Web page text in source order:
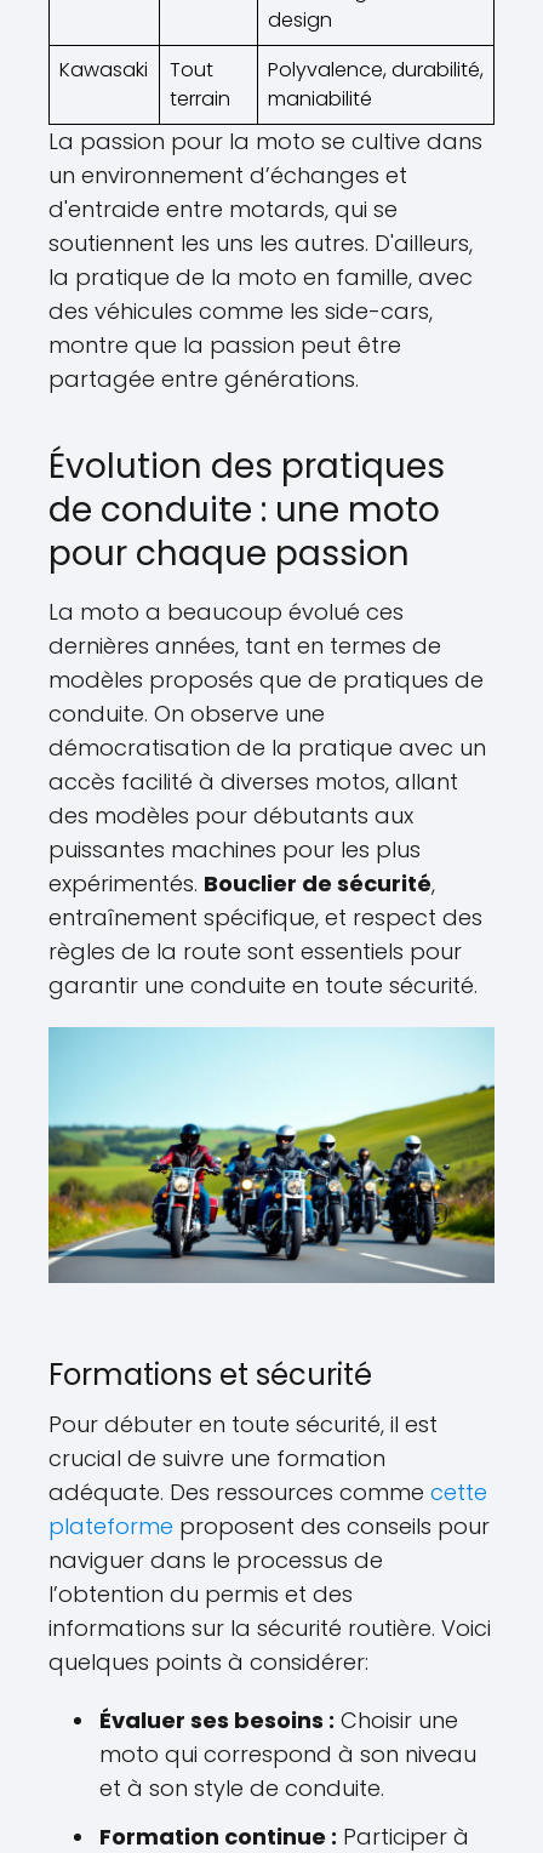
design
Kawasaki
Tout
terrain
Polyvalence, durabilité,
maniabilité
La passion pour la moto se cultive dans
un environnement d’échanges et
d'entraide entre motards, qui se
soutiennent les uns les autres. D'ailleurs,
la pratique de la moto en famille, avec
des véhicules comme les side-cars,
montre que la passion peut être
partagée entre générations.
Évolution des pratiques
de conduite : une moto
pour chaque passion
La moto a beaucoup évolué ces
dernières années, tant en termes de
modèles proposés que de pratiques de
conduite. On observe une
démocratisation de la pratique avec un
accès facilité à diverses motos, allant
des modèles pour débutants aux
puissantes machines pour les plus
expérimentés. Bouclier de sécurité,
entraînement spécifique, et respect des
règles de la route sont essentiels pour
garantir une conduite en toute sécurité.
Formations et sécurité
Pour débuter en toute sécurité, il est
crucial de suivre une formation
adéquate. Des ressources comme cette
plateforme proposent des conseils pour
naviguer dans le processus de
l’obtention du permis et des
informations sur la sécurité routière. Voici
quelques points à considérer:
Évaluer ses besoins : Choisir une
moto qui correspond à son niveau
et à son style de conduite.
Formation continue : Participer à